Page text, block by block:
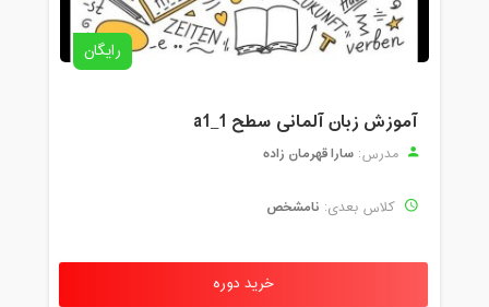
رایگان
آموزش زبان آلمانی سطح a1_1
مدرس: سارا قهرمان زاده
کلاس بعدی: نامشخص
خرید دوره